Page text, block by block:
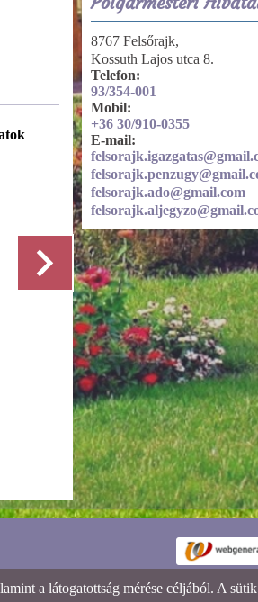
Szervezeti,
Felettes,
ellenőrzést
gyakorló
Részletek
8767 Felsőrajk,
Kossuth Lajos utca 8.
Telefon:
93/354-001
Mobil:
+36 30/910-0355
E-mail:
felsorajk.ado@gmail.com
a látogatottság mérése céljából. A sütik